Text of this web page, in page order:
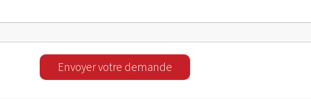
Envoyer votre demande